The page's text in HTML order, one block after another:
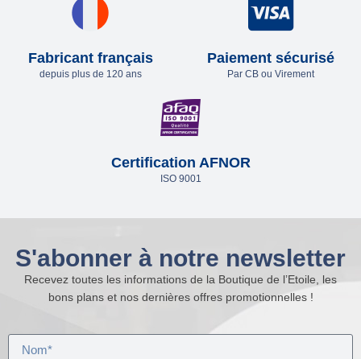
Fabricant français
depuis plus de 120 ans
Paiement sécurisé
Par CB ou Virement
Certification AFNOR
ISO 9001
S'abonner à notre newsletter
Recevez toutes les informations de la Boutique de l’Etoile, les
bons plans et nos dernières offres promotionnelles !